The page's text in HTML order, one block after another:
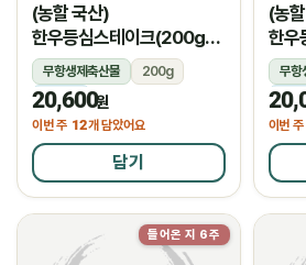
(농할 국산)
한우등심스테이크(200g/
암소)
무항생제축산물
200g
냉장
20,600원
이번 주 12개 담았어요
담기
(농
한우
무항
이번 주
들어온 지 6주